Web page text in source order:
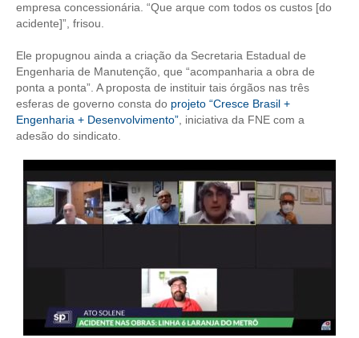
PUBLICIDADE
RELEASES
ATUALIZAÇÃO CADASTRAL
empresa concessionária. “Que arque com todos os custos [do
acidente]”, frisou.
Ele propugnou ainda a criação da Secretaria Estadual de
Engenharia de Manutenção, que “acompanharia a obra de
ponta a ponta”. A proposta de instituir tais órgãos nas três
esferas de governo consta do projeto “Cresce Brasil +
Engenharia + Desenvolvimento”, iniciativa da FNE com a
adesão do sindicato.